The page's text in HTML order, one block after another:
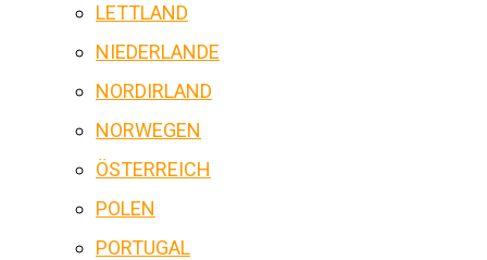
LETTLAND
NIEDERLANDE
NORDIRLAND
NORWEGEN
ÖSTERREICH
POLEN
PORTUGAL